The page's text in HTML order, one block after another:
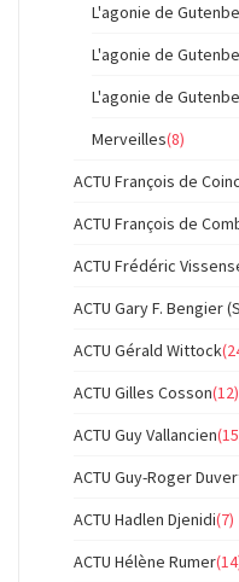
L'agonie de
L'agonie de
L'agonie de
Merveilles(8)
ACTU François de
ACTU François de
ACTU Frédéric
ACTU Gary F. Bengier
ACTU Gérald Wittock
ACTU Gilles Cosson(12)
ACTU Guy Vallancien
ACTU Guy-Roger
ACTU Hadlen Djenidi(7)
ACTU Hélène Rumer